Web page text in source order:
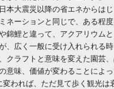
大震災以降の省エネからは
ーションと同じで、ある程
鯉と違って、アクアリウム
広く一般に受け入れられる
クラフトと意味を変えた園芸
味、価値が変わることによ
、ただ見て歩く観光は衰